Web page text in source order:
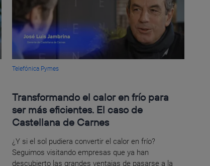
Telefónica Pymes
Transformando el calor en frío para
ser más eficientes. El caso de
Castellana de Carnes
¿Y si el sol pudiera convertir el calor en frío?
Seguimos visitando empresas que ya han
descubierto las grandes ventajas de pasarse a la